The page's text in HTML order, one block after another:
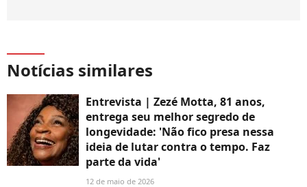
Notícias similares
Entrevista | Zezé Motta, 81 anos,
entrega seu melhor segredo de
longevidade: 'Não fico presa nessa
ideia de lutar contra o tempo. Faz
parte da vida'
12 de maio de 2026